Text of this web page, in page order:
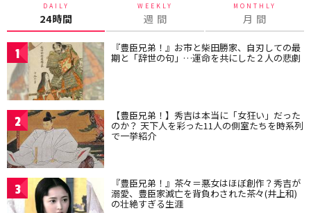
DAILY
24時間
WEEKLY
週 間
MONTHLY
月 間
1 『豊臣兄弟！』お市と柴田勝家、自刃しての最
期と「辞世の句」…運命を共にした２人の悲劇
2 【豊臣兄弟！】秀吉は本当に「女狂い」だった
のか？ 天下人を彩った11人の側室たちを時系列
で一挙紹介
3 『豊臣兄弟！』茶々＝悪女はほぼ創作？秀吉が
溺愛、豊臣家滅亡を背負わされた茶々(井上和)
の壮絶すぎる生涯